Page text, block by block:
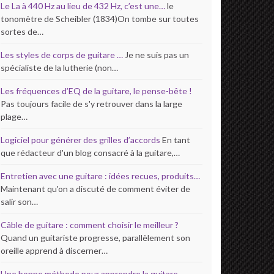
Le La à 440 Hz au lieu de 432 Hz, c’est une…le
tonomètre de Scheibler (1834)On tombe sur toutes
sortes de…
Les styles de corps de guitare … Je ne suis pas un
spécialiste de la lutherie (non…
Les fréquences d’EQ de la guitare, le pense-bête !
Pas toujours facile de s'y retrouver dans la large
plage…
Logiciel pour générer des grilles d’accords En tant
que rédacteur d'un blog consacré à la guitare,…
Entretien avec une guitare : idées recues, produits…
Maintenant qu'on a discuté de comment éviter de
salir son…
Câble de guitare : comment choisir le meilleur ?
Quand un guitariste progresse, parallèlement son
oreille apprend à discerner…